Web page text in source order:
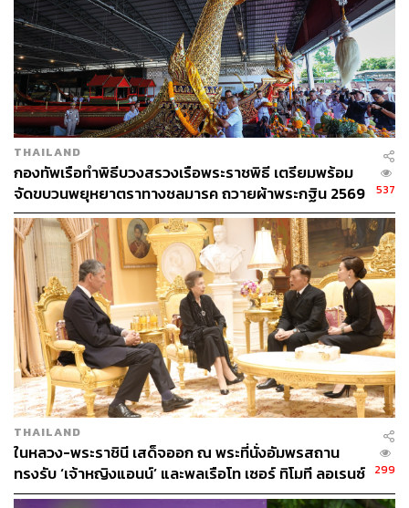
THAILAND
กองทัพเรือทำพิธีบวงสรวงเรือพระราชพิธี เตรียมพร้อม
จัดขบวนพยุหยาตราทางชลมารค ถวายผ้าพระกฐิน 2569
537
THAILAND
ในหลวง-พระราชินี เสด็จออก ณ พระที่นั่งอัมพรสถาน
ทรงรับ ‘เจ้าหญิงแอนน์’ และพลเรือโท เซอร์ ทิโมที ลอเรนซ์
ในโอกาสเสด็จเยือนไทย
299